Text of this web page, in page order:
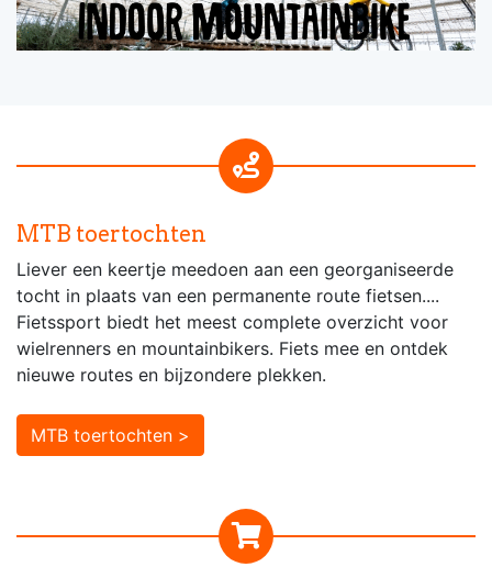
MTB toertochten
Liever een keertje meedoen aan een georganiseerde
tocht in plaats van een permanente route fietsen....
Fietssport biedt het meest complete overzicht voor
wielrenners en mountainbikers. Fiets mee en ontdek
nieuwe routes en bijzondere plekken.
MTB toertochten >